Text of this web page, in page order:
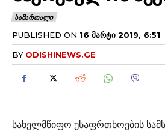
ᲡᲐᲛᲐᲠᲗᲐᲚᲘ
PUBLISHED ON 16 ᲛᲐᲠᲢᲘ 2019, 6:51
BY ODISHINEWS.GE
სახელმწიფო უსაფრთხოების